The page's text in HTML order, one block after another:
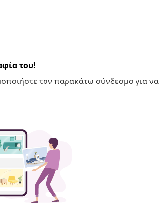
του!
τον παρακάτω σύνδεσμο για να